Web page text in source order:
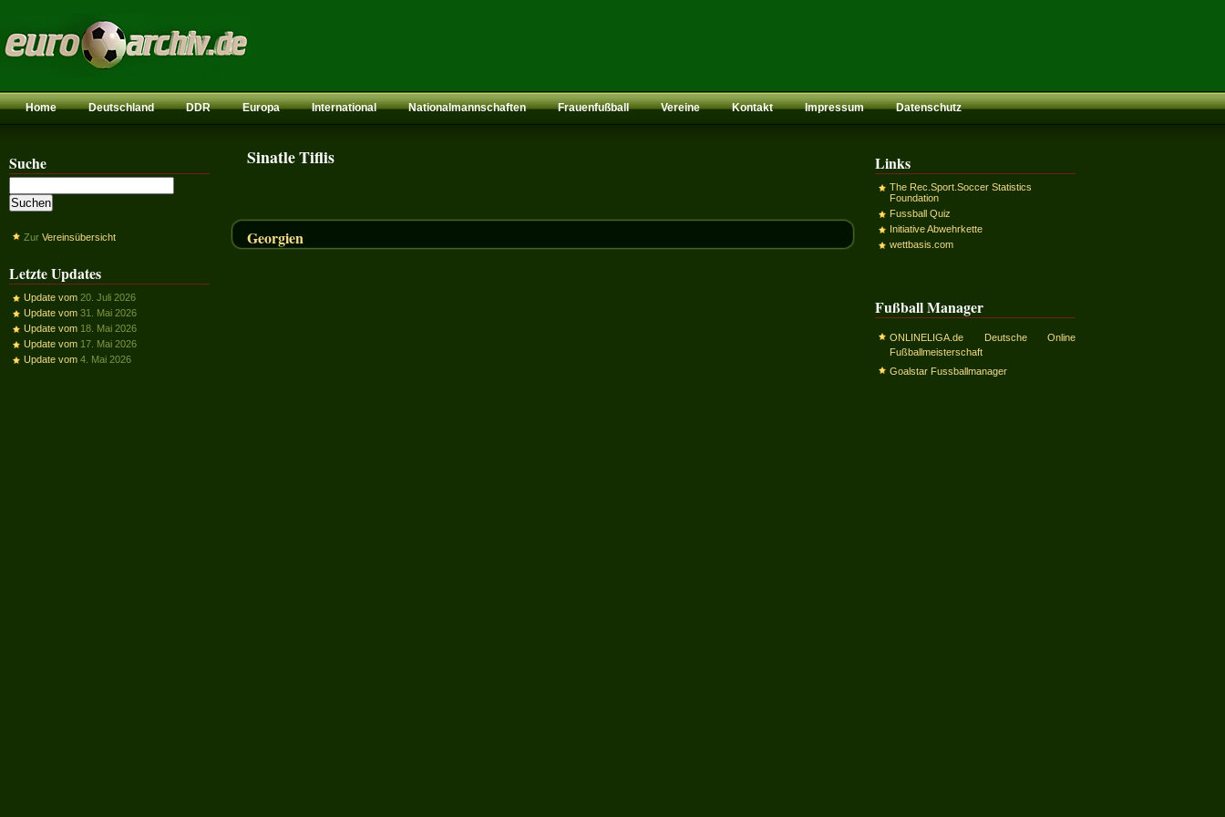
Home Deutschland DDR Europa International Nationalmannschaften Frauenfußball Vereine Kontakt Impressum Datenschutz
Suche
Zur Vereinsübersicht
Letzte Updates
Update vom 20. Juli 2026
Update vom 31. Mai 2026
Update vom 18. Mai 2026
Update vom 17. Mai 2026
Update vom 4. Mai 2026
Sinatle Tiflis
Georgien
Links
The Rec.Sport.Soccer Statistics
Foundation
Fussball Quiz
Initiative Abwehrkette
wettbasis.com
Fußball Manager
ONLINELIGA.de Deutsche Online
Fußballmeisterschaft
Goalstar Fussballmanager